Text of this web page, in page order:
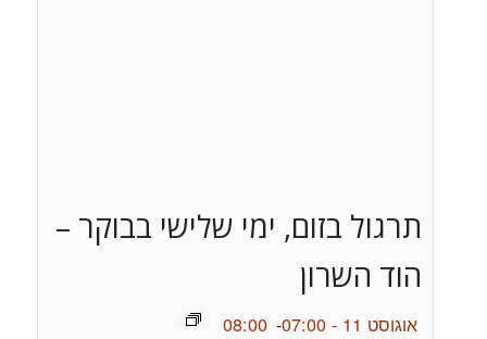
תרגול בזום, ימי שלישי בבוקר –
הוד השרון
אוגוסט 11 - 07:00 -
08:00